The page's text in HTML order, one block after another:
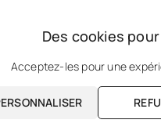
Des cookies
Acceptez-les pour une